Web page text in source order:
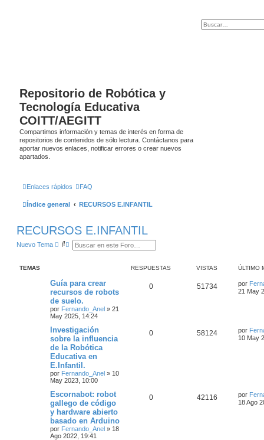
Repositorio de Robótica y
Tecnología Educativa
COITT/AEGITT
Compartimos información y temas de interés en forma de
repositorios de contenidos de sólo lectura. Contáctanos para
aportar nuevos enlaces, notificar errores o crear nuevos
apartados.
Enlaces rápidos FAQ
Índice general RECURSOS E.INFANTIL
RECURSOS E.INFANTIL
Nuevo Tema
B B
d
a
a
v
a
n
z
a
d
a
TEMAS RESPUESTAS VISTAS ÚLTIMO
Guía para crear
recursos de robots
de suelo.
por Fernando_Anel » 21
May 2025, 14:24
0 51734 por
21 May
Investigación
sobre la influencia
de la Robótica
Educativa en
E.Infantil.
por Fernando_Anel » 10
May 2023, 10:00
0 58124 por
10 May
Escornabot: robot
gallego de código
y hardware abierto
basado en Arduino
por Fernando_Anel » 18
Ago 2022, 19:41
0 42116 por
18 Ago